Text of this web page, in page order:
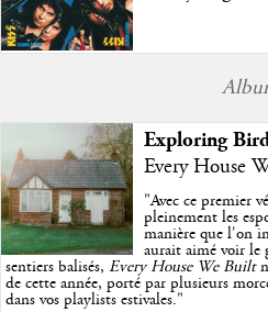
Exploring
Every House
"Avec ce premier
pleinement les
manière que l'on
aurait aimé voir le
sentiers balisés, Every House We Built
de cette année, porté par plusieurs
dans vos playlists estivales."